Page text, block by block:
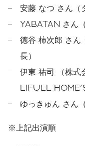
安藤 なつ さん（
YABATAN さん
徳谷 柿次郎 さん
長）
伊東 祐司 （株
LIFULL HOME'S
ゆっきゅん さん
※上記出演順